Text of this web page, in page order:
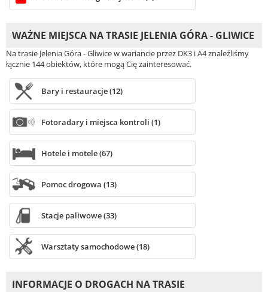
WAŻNE MIEJSCA NA TRASIE JELENIA GÓRA - GLIWICE
Na trasie Jelenia Góra - Gliwice w wariancie przez DK3 i A4 znaleźliśmy
łącznie 144 obiektów, które mogą Cię zainteresować.
Bary i restauracje (12)
Fotoradary i miejsca kontroli (1)
Hotele i motele (67)
Pomoc drogowa (13)
Stacje paliwowe (33)
Warsztaty samochodowe (18)
INFORMACJE O DROGACH NA TRASIE